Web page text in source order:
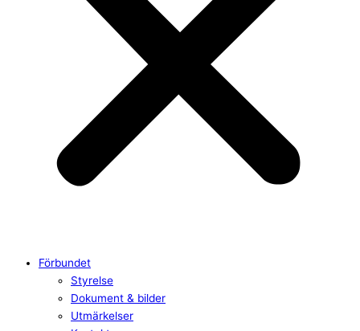
Förbundet
Styrelse
Dokument & bilder
Utmärkelser